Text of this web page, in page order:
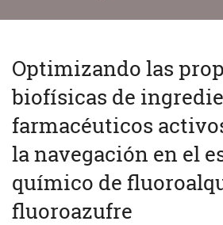
Optimizando las
biofísicas de
farmacéuticos
la navegación en el
químico de
fluoroazufre